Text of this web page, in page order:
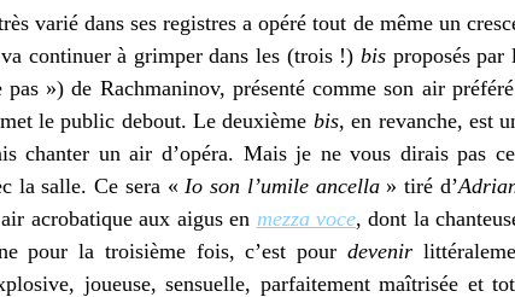
varié dans ses registres a opéré tout de même un
continuer à grimper dans les (trois !) bisproposés par
pas ») de Rachmaninov, présenté comme son air
le public debout. Le deuxième bis, en revanche, est
chanter un air d’opéra. Mais je ne vous dirais pas
la salle. Ce sera « Io son l’umile ancella» tiré d’
acrobatique aux aigus en mezza voce, dont la
pour la troisième fois, c’est pour devenir
joueuse, sensuelle, parfaitement maîtrisée et